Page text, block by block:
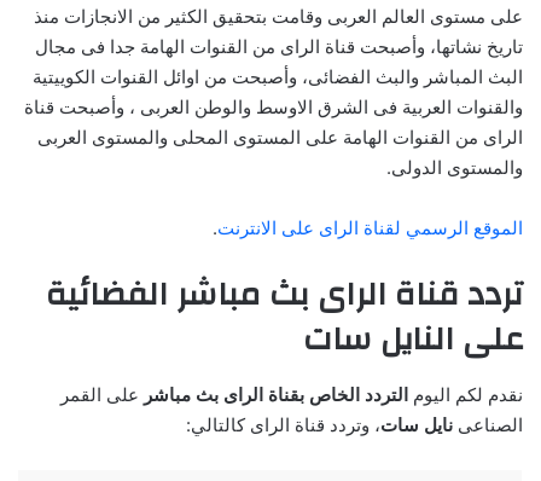
على مستوى العالم العربى وقامت بتحقيق الكثير من الانجازات منذ
تاريخ نشاتها، وأصبحت قناة الراى من القنوات الهامة جدا فى مجال
البث المباشر والبث الفضائى، وأصبحت من اوائل القنوات الكوييتية
والقنوات العربية فى الشرق الاوسط والوطن العربى ، وأصبحت قناة
الراى من القنوات الهامة على المستوى المحلى والمستوى العربى
والمستوى الدولى.
الموقع الرسمي لقناة الراى على الانترنت.
تردد قناة الراى بث مباشر الفضائية
على النايل سات
نقدم لكم اليوم التردد الخاص بقناة الراى بث مباشر على القمر
الصناعى نايل سات، وتردد قناة الراى كالتالي: